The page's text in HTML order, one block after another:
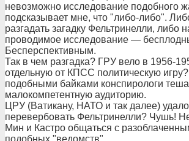
невозможно исследование подобного
подсказывает мне, что "либо-либо".
разгадать загадку Фельтринелли, либо
проводимое исследование —
Бесперспективным.
Так в чем разгадка? ГРУ вело в 1956-
отдельную от КПСС политическую
подобными байками конспирологи
малокомпетентную аудиторию.
ЦРУ (Ватикану, НАТО и так далее)
перевербовать Фельтринелли? Чушь!
Мин и Кастро общаться с
подобных "ведомств".